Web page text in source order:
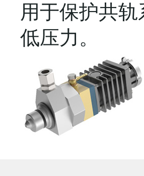
用于保护共
低压力。